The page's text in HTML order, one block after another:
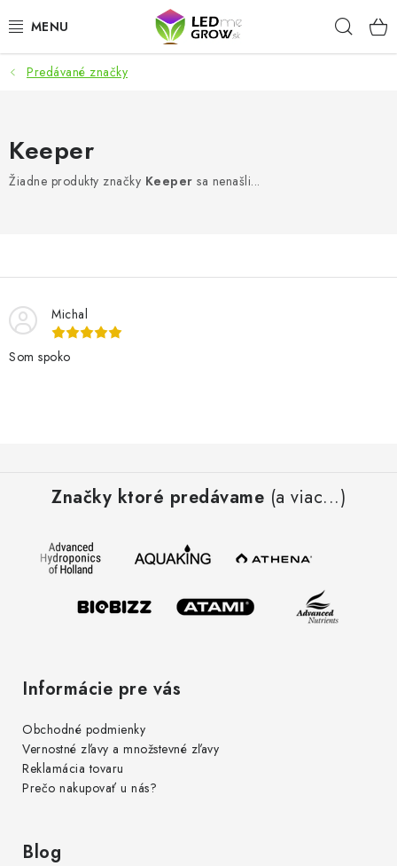
na
AKCIE
PESTOVATEĽSKÉ POTREBY
SMART GARDEN
Hodnotenie obchodu
Predávané značky
Keeper
Žiadne produkty značky Keeper sa nenašli...
Michal
Som spoko
Značky ktoré predávame (a viac...)
Informácie pre vás
Obchodné podmienky
Vernostné zľavy a množstevné zľavy
Reklamácia tovaru
Prečo nakupovať u nás?
Blog